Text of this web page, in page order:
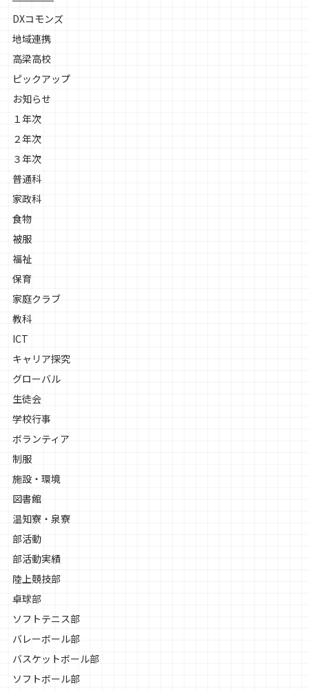
DXコモンズ
地域連携
高梁高校
ピックアップ
お知らせ
１年次
２年次
３年次
普通科
家政科
食物
被服
福祉
保育
家庭クラブ
教科
ICT
キャリア探究
グローバル
生徒会
学校行事
ボランティア
制服
施設・環境
図書館
温知寮・泉寮
部活動
部活動実績
陸上競技部
卓球部
ソフトテニス部
バレーボール部
バスケットボール部
ソフトボール部